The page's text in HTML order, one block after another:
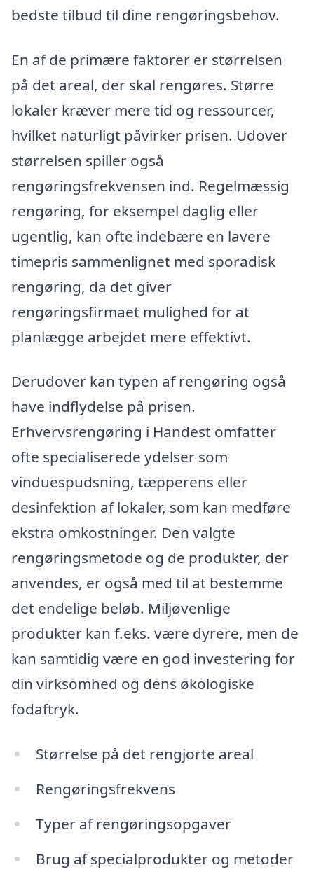
bedste tilbud til dine rengøringsbehov.
En af de primære faktorer er størrelsen
på det areal, der skal rengøres. Større
lokaler kræver mere tid og ressourcer,
hvilket naturligt påvirker prisen. Udover
størrelsen spiller også
rengøringsfrekvensen ind. Regelmæssig
rengøring, for eksempel daglig eller
ugentlig, kan ofte indebære en lavere
timepris sammenlignet med sporadisk
rengøring, da det giver
rengøringsfirmaet mulighed for at
planlægge arbejdet mere effektivt.
Derudover kan typen af rengøring også
have indflydelse på prisen.
Erhvervsrengøring i Handest omfatter
ofte specialiserede ydelser som
vinduespudsning, tæpperens eller
desinfektion af lokaler, som kan medføre
ekstra omkostninger. Den valgte
rengøringsmetode og de produkter, der
anvendes, er også med til at bestemme
det endelige beløb. Miljøvenlige
produkter kan f.eks. være dyrere, men de
kan samtidig være en god investering for
din virksomhed og dens økologiske
fodaftryk.
Størrelse på det rengjorte areal
Rengøringsfrekvens
Typer af rengøringsopgaver
Brug af specialprodukter og metoder